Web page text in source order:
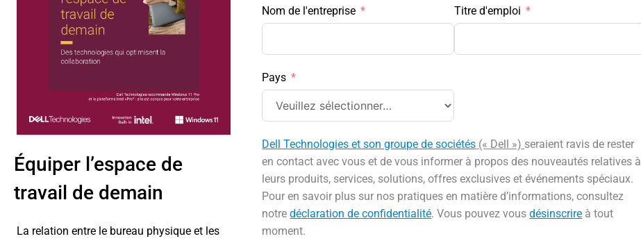
Équiper l’espace de
travail de demain
La relation entre le bureau physique et les
Nom de l'entreprise
Pays
Titre d'emploi
Dell Technologies et son groupe de sociétés (« Dell ») seraient ravis de rester
en contact avec vous et de vous informer à propos des nouveautés relatives à
leurs produits, services, solutions, offres exclusives et événements spéciaux.
Pour en savoir plus sur nos pratiques en matière d’informations, consultez
notredéclaration de confidentialité. Vous pouvez vousdésinscrire à tout
moment.